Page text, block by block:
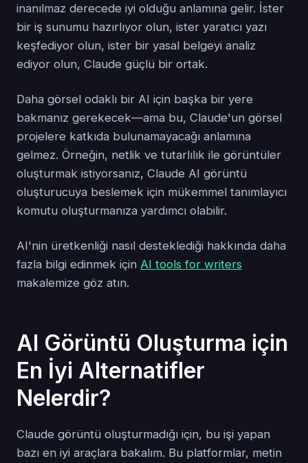
inanılmaz derecede iyi olduğu anlamına gelir. İster
bir iş sunumu hazırlıyor olun, ister yaratıcı yazı
keşfediyor olun, ister bir yasal belgeyi analiz
ediyor olun, Claude güçlü bir ortak.
Daha görsel odaklı bir AI için başka bir yere
bakmanız gerekecek—ama bu, Claude'un görsel
projelere katkıda bulunamayacağı anlamına
gelmez. Örneğin, netlik ve tutarlılık ile görüntüler
oluşturmak istiyorsanız, Claude AI görüntü
oluşturucuya beslemek için mükemmel tanımlayıcı
komutu oluşturmanıza yardımcı olabilir.
AI'nin üretkenliği nasıl desteklediği hakkında daha
fazla bilgi edinmek için AI tools for writers
makalemize göz atın.
AI Görüntü Oluşturma için
En İyi Alternatifler
Nelerdir?
Claude görüntü oluşturmadığı için, bu işi yapan
bazı en iyi araçlara bakalım. Bu platformlar, metin